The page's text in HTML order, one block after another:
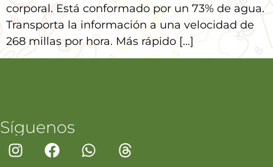
corporal. Está conformado por un 73% de agua.
Transporta la información a una velocidad de
268 millas por hora. Más rápido […]
Síguenos